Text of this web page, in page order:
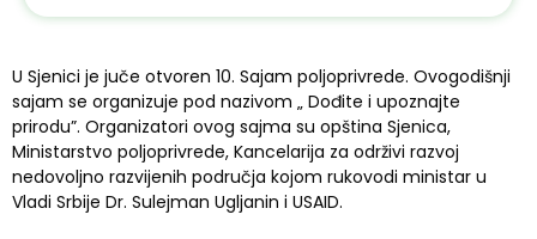
U Sjenici je juče otvoren 10. Sajam poljoprivrede. Ovogodišnji
sajam se organizuje pod nazivom „ Dođite i upoznajte
prirodu”. Organizatori ovog sajma su opština Sjenica,
Ministarstvo poljoprivrede, Kancelarija za održivi razvoj
nedovoljno razvijenih područja kojom rukovodi ministar u
Vladi Srbije Dr. Sulejman Ugljanin i USAID.